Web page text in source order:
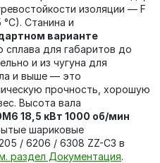
изоляции — F
Станина и
варианте
сплава для габаритов до
и из чугуна для
и выше — это
прочность, хорошую
Высота вала
18,5 кВт 1000 об/мин
шариковые
/ 6206 / 6308 ZZ-C3 в
раздел Документация.